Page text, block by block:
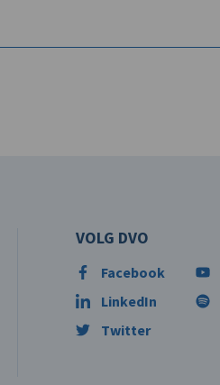
VOLG DVO
Facebook
LinkedIn
Twitter